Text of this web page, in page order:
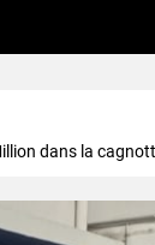
dans la